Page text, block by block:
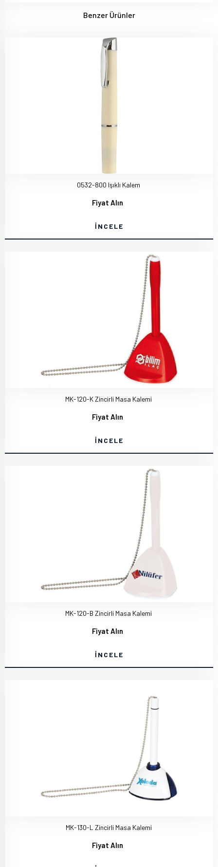
Benzer Ürünler
0532-800 Işıklı Kalem
Fiyat Alın
İNCELE
MK-120-K Zincirli Masa Kalemi
Fiyat Alın
İNCELE
MK-120-B Zincirli Masa Kalemi
Fiyat Alın
İNCELE
MK-130-L Zincirli Masa Kalemi
Fiyat Alın